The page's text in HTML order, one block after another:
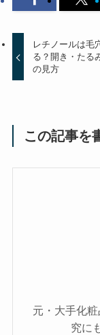
レチノールは毛
る？開き・たる
の見方
この記事を
元・大手化
究に